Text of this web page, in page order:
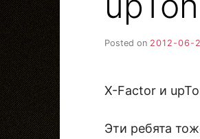
Posted on 2012-06-
X-Factor и
Эти ребята